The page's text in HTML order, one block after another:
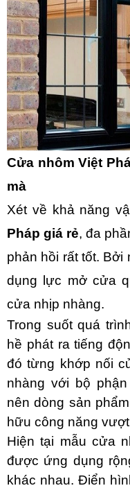
Cửa nhôm Việt
mà
Xét về khả năng
Pháp giá rẻ, đa
phản hồi rất tốt.
dụng lực mở cửa
cửa nhịp nhàng.
Trong suốt quá
hề phát ra tiếng
đó từng khớp nối
nhàng với bộ
nên dòng sản
hữu công năng
Hiện tại mẫu cửa
được ứng dụng
khác nhau. Điển